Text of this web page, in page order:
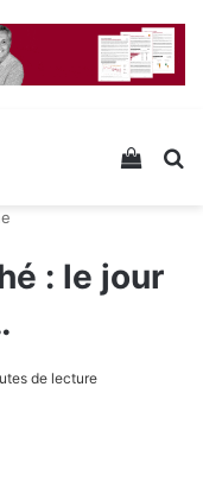
Voir
: le jour
de lecture